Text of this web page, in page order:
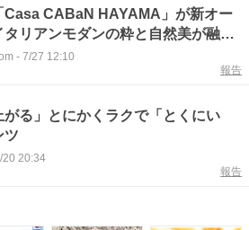
Casa CABaN HAYAMA」が新オー
リアンモダンの粋と自然美が融合
ル- 7/27 12:10
報告
がる」とにかくラクで「とくにい
ツ
20 20:34
報告